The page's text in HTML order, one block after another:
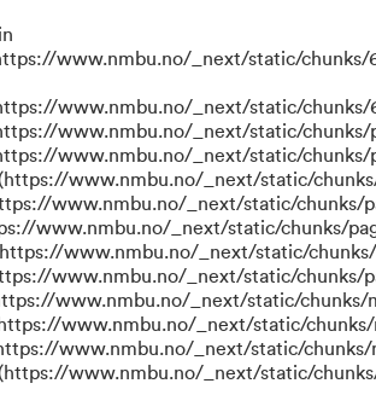
www.nmbu.no/_next/static/chunks/
www.nmbu.no/_next/static/chunks/
www.nmbu.no/_next/static/chunks/
www.nmbu.no/_next/static/chunks/
www.nmbu.no/_next/static/
www.nmbu.no/_next/static/chunks/
www.nmbu.no/_next/static/chunks/
www.nmbu.no/_next/static/chunks/
www.nmbu.no/_next/static/chunks/
www.nmbu.no/_next/static/chunks/
www.nmbu.no/_next/static/chunks/
www.nmbu.no/_next/static/chunks/
www.nmbu.no/_next/static/